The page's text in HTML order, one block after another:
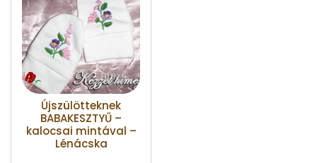
Újszülötteknek
BABAKESZTYŰ –
kalocsai mintával –
Lénácska